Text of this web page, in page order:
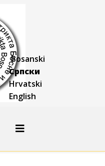
Bosanski
Српски
Hrvatski
English